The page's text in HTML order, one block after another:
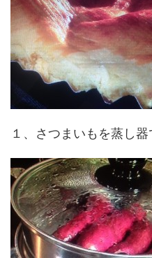
１、さつまいもを蒸し器